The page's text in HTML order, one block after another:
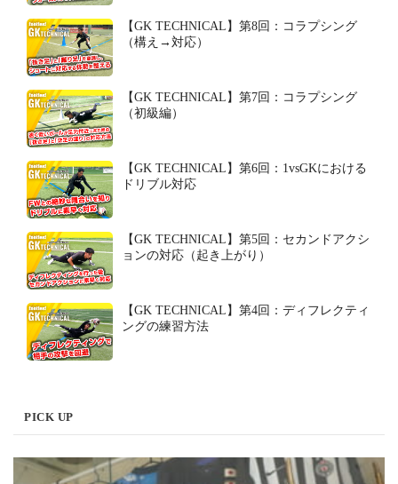
【GK TECHNICAL】第8回：コラプシング
（構え→対応）
【GK TECHNICAL】第7回：コラプシング
（初級編）
【GK TECHNICAL】第6回：1vsGKにおける
ドリブル対応
【GK TECHNICAL】第5回：セカンドアクシ
ョンの対応（起き上がり）
【GK TECHNICAL】第4回：ディフレクティ
ングの練習方法
PICK UP